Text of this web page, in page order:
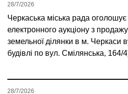
Черкаська міська рада
електронного аукціону з
земельної ділянки в м. Черкаси
будівлі по вул. Смілянська, 164/
28/7/2026
28/7/2026